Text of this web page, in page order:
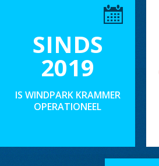
SINDS
2019
IS WINDPARK KRAMMER
OPERATIONEEL